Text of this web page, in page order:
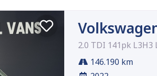
2.0 TDI 141pk L3H3
146.190 km